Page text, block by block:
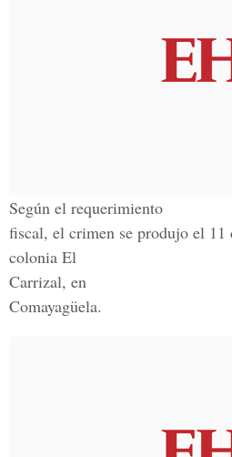
Según el requerimiento
fiscal, el crimen se produjo el 11
colonia El
Carrizal, en
Comayagüela.